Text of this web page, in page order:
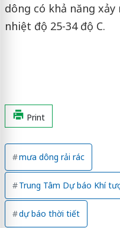
dông có khả năng
nhiệt độ 25-34 độ C.
Print
mưa dông rải rác
Trung Tâm Dự báo Khí
dự báo thời tiết